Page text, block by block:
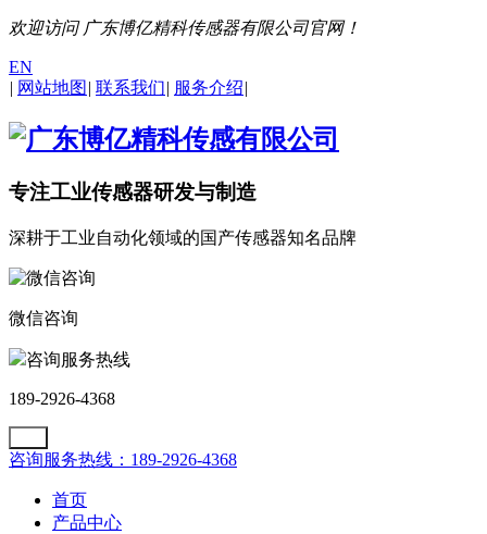
欢迎访问 广东博亿精科传感器有限公司官网！
EN
| 网站地图 | 联系我们| 服务介绍|
专注工业传感器研发与制造
深耕于工业自动化领域的国产传感器知名品牌
微信咨询
咨询服务热线
189-2926-4368
咨询服务热线：189-2926-4368
首页
产品中心